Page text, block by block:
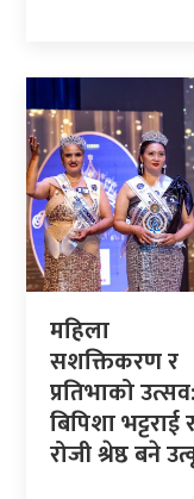
महिला
सशक्तिकरण र
प्रतिभाको उत्सव:
बिपिशा भट्टराई
रोजी श्रेष्ठ बने